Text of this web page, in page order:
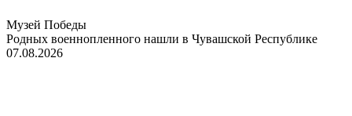
Музей Победы
Родных военнопленного нашли в Чувашской Республике
07.08.2026